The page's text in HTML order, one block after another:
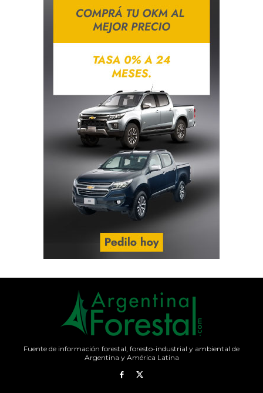
Fuente de información forestal, foresto-industrial y ambiental de
Argentina y América Latina